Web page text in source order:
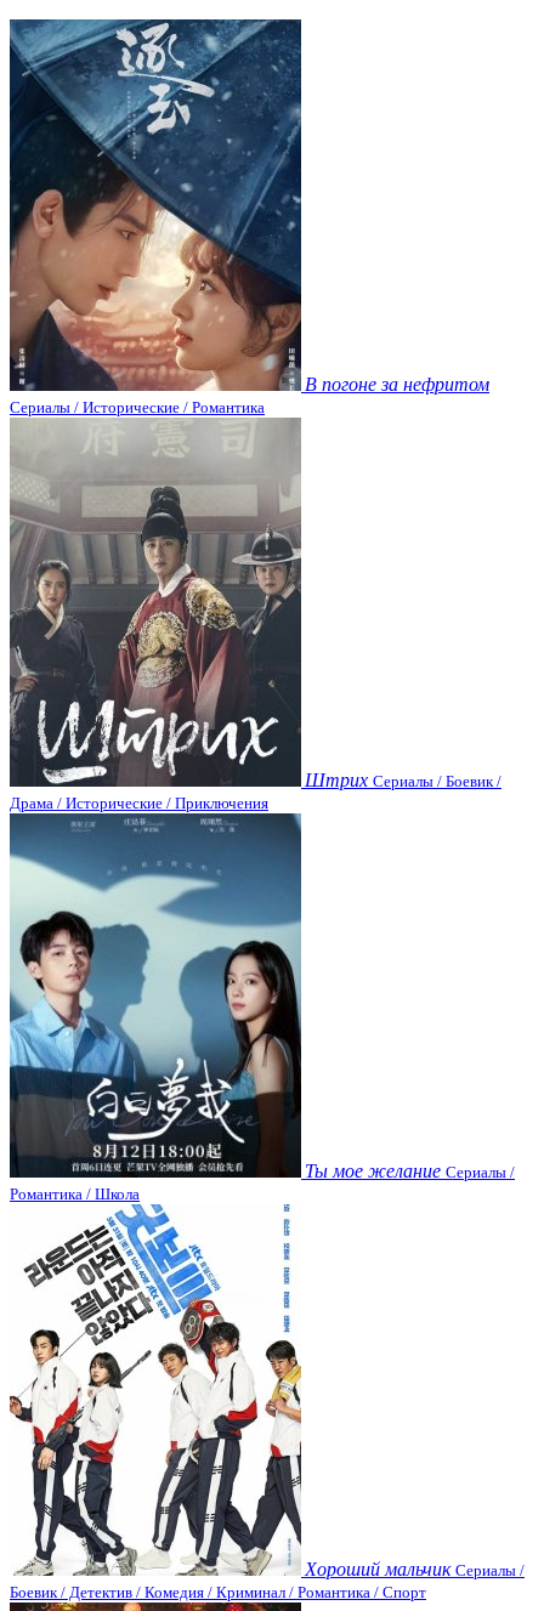
В погоне за нефритом
Сериалы / Исторические / Романтика
Штрих Сериалы / Боевик /
Драма / Исторические / Приключения
Ты мое желание Сериалы /
Романтика / Школа
Хороший мальчик Сериалы /
Боевик / Детектив / Комедия / Криминал / Романтика / Спорт